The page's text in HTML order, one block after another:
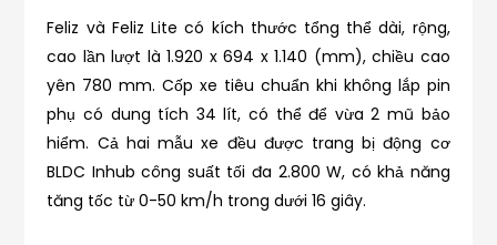
Feliz và Feliz Lite có kích thước tổng thể dài, rộng,
cao lần lượt là 1.920 x 694 x 1.140 (mm), chiều cao
yên 780 mm. Cốp xe tiêu chuẩn khi không lắp pin
phụ có dung tích 34 lít, có thể để vừa 2 mũ bảo
hiểm. Cả hai mẫu xe đều được trang bị động cơ
BLDC Inhub công suất tối đa 2.800 W, có khả năng
tăng tốc từ 0-50 km/h trong dưới 16 giây.